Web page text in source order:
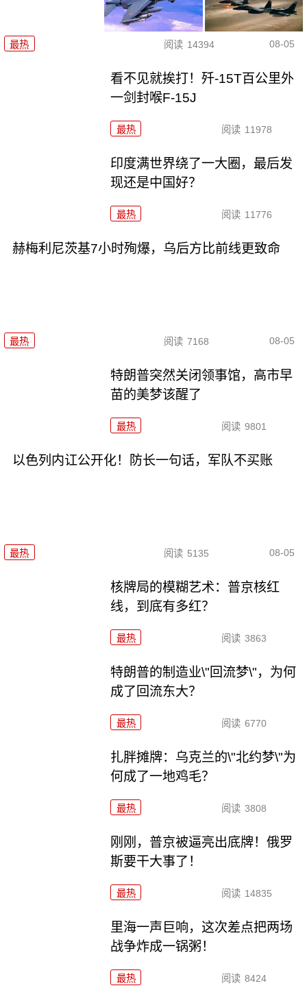
最热 阅读 14394 08-05
看不见就挨打！歼-15T百公里外
一剑封喉F-15J
最热 阅读 11978
印度满世界绕了一大圈，最后发
现还是中国好？
最热 阅读 11776
赫梅利尼茨基7小时殉爆，乌后方比前线更致命
最热 阅读 7168 08-05
特朗普突然关闭领事馆，高市早
苗的美梦该醒了
最热 阅读 9801
以色列内讧公开化！防长一句话，军队不买账
最热 阅读 5135 08-05
核牌局的模糊艺术：普京核红
线，到底有多红？
最热 阅读 3863
特朗普的制造业\"回流梦\"，为何
成了回流东大？
最热 阅读 6770
扎胖摊牌：乌克兰的\"北约梦\"为
何成了一地鸡毛？
最热 阅读 3808
刚刚，普京被逼亮出底牌！俄罗
斯要干大事了！
最热 阅读 14835
里海一声巨响，这次差点把两场
战争炸成一锅粥！
最热 阅读 8424